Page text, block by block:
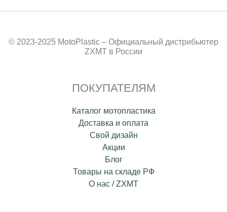
© 2023-2025 MotoPlastic – Официальный дистрибьютер
ZXMT в России
ПОКУПАТЕЛЯМ
Каталог мотопластика
Доставка и оплата
Свой дизайн
Акции
Блог
Товары на складе РФ
О нас / ZXMT